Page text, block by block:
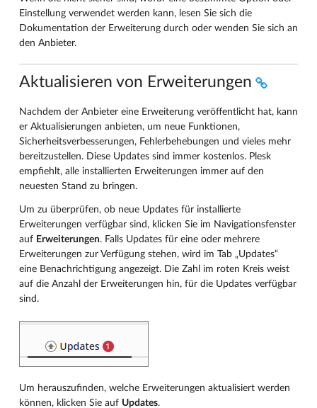
Einstellung verwendet werden kann, lesen Sie sich die
Dokumentation der Erweiterung durch oder wenden Sie sich an
den Anbieter.
Aktualisieren von Erweiterungen
Nachdem der Anbieter eine Erweiterung veröffentlicht hat, kann
er Aktualisierungen anbieten, um neue Funktionen,
Sicherheitsverbesserungen, Fehlerbehebungen und vieles mehr
bereitzustellen. Diese Updates sind immer kostenlos. Plesk
empfiehlt, alle installierten Erweiterungen immer auf den
neuesten Stand zu bringen.
Um zu überprüfen, ob neue Updates für installierte
Erweiterungen verfügbar sind, klicken Sie im Navigationsfenster
auf Erweiterungen. Falls Updates für eine oder mehrere
Erweiterungen zur Verfügung stehen, wird im Tab „Updates“
eine Benachrichtigung angezeigt. Die Zahl im roten Kreis weist
auf die Anzahl der Erweiterungen hin, für die Updates verfügbar
sind.
Um herauszufinden, welche Erweiterungen aktualisiert werden
können, klicken Sie auf Updates.